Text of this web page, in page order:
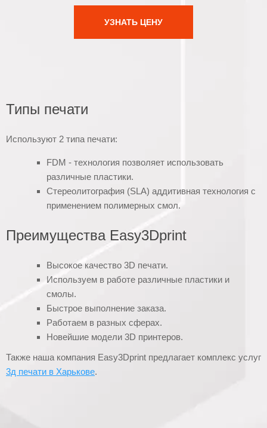
УЗНАТЬ ЦЕНУ
Типы печати
Используют 2 типа печати:
FDM - технология позволяет использовать
различные пластики.
Стереолитография (SLA) аддитивная технология с
применением полимерных смол.
Преимущества Easy3Dprint
Высокое качество 3D печати.
Используем в работе различные пластики и
смолы.
Быстрое выполнение заказа.
Работаем в разных сферах.
Новейшие модели 3D принтеров.
Также наша компания Easy3Dprint предлагает комплекс услуг
3д печати в Харькове.